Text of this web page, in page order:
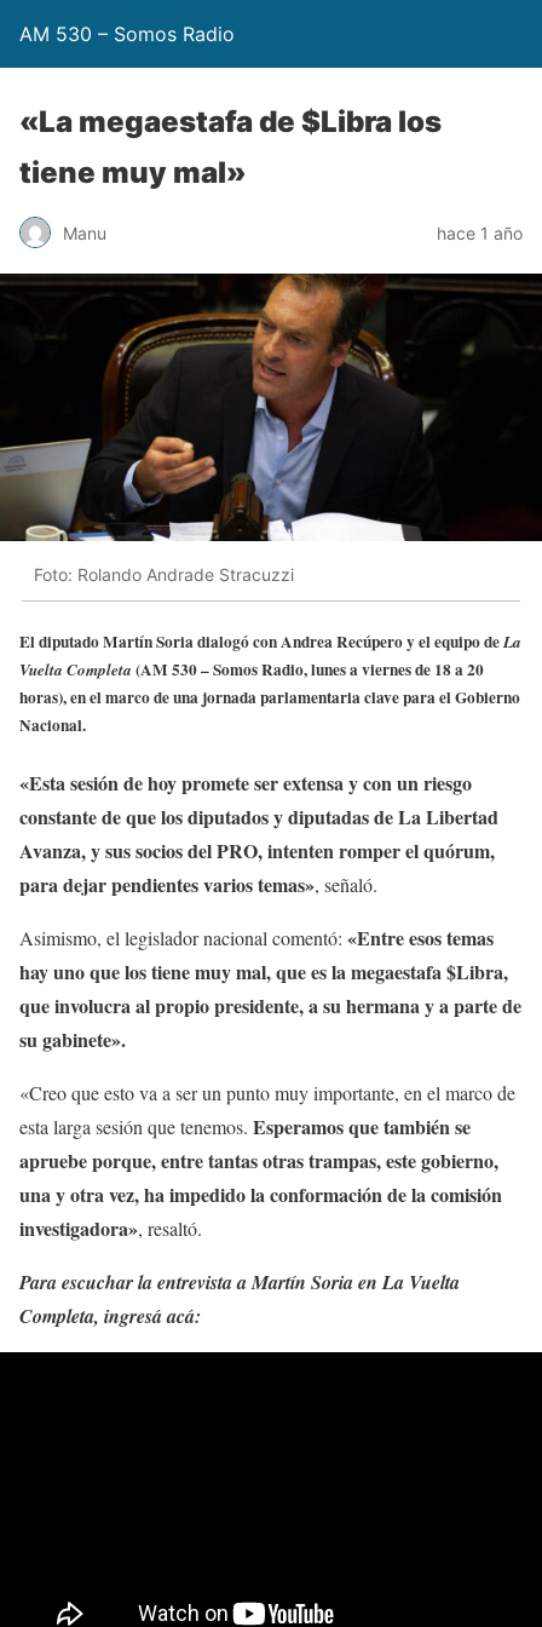
AM 530 – Somos Radio
«La megaestafa de $Libra los
tiene muy mal»
Manu hace 1 año
Foto: Rolando Andrade Stracuzzi
El diputado Martín Soria dialogó con Andrea Recúpero y el equipo deLa
Vuelta Completa (AM 530 – Somos Radio, lunes a viernes de 18 a 20
horas), en el marco de una jornada parlamentaria clave para el Gobierno
Nacional.
«Esta sesión de hoy promete ser extensa y con un riesgo
constante de que los diputados y diputadas de La Libertad
Avanza, y sus socios del PRO, intenten romper el quórum,
para dejar pendientes varios temas», señaló.
Asimismo, el legislador nacional comentó: «Entre esos temas
hay uno que los tiene muy mal, que es la megaestafa $Libra,
que involucra al propio presidente, a su hermana y a parte de
su gabinete».
«Creo que esto va a ser un punto muy importante, en el marco de
esta larga sesión que tenemos. Esperamos que también se
apruebe porque, entre tantas otras trampas, este gobierno,
una y otra vez, ha impedido la conformación de la comisión
investigadora», resaltó.
Para escuchar la entrevista a Martín Soria en La Vuelta
Completa, ingresá acá: